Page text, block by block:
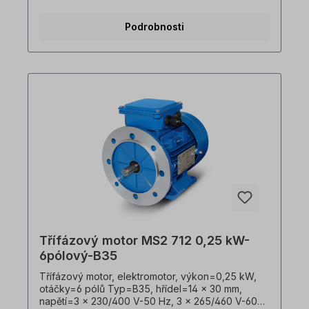
hmotnost=5,8 kg, umístění svorkovnice=nahoře
kryt=hliníkový tlakový odlitek, třída izolace=F (155
Elektromotor je vhodný pro použití s frekvenčními
měniči a pro oba směry otáčení. V souladu s VDE
0105 a IEC 364 smí veškeré práce na elektrickém
pohonu provádět pouze kvalifikovaný personál
Kvalifikovaný personál. V případě úprav nebo
speciálních provedení nám zašlete poptávku.
Užitečné rady týkající se elektromotorů naleznete
v sekci Často kladené otázky. Všechny fotografie
výrobků jsou nezávazné příklady!Technické
Podrobnosti
Třífázový motor MS2 712 0,25 kW-
6pólový-B35
Třífázový motor, elektromotor, výkon=0,25 kW,
otáčky=6 pólů Typ=B35, hřídel=14 x 30 mm,
napětí=3 x 230/400 V-50 Hz, 3 x 265/460 V-60